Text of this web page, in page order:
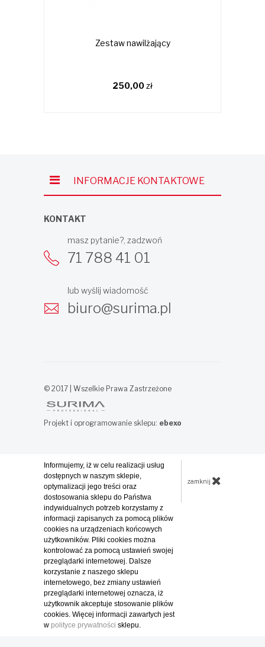
Zestaw nawilżający
250,00zł
INFORMACJE KONTAKTOWE
KONTAKT
masz pytanie?, zadzwoń
71 788 41 01
lub wyślij wiadomość
biuro@surima.pl
© 2017 | Wszelkie Prawa Zastrzeżone
Projekt i oprogramowanie sklepu: ebexo
Informujemy, iż w celu realizacji usług
dostępnych w naszym sklepie,
optymalizacji jego treści oraz
dostosowania sklepu do Państwa
indywidualnych potrzeb korzystamy z
informacji zapisanych za pomocą plików
cookies na urządzeniach końcowych
użytkowników. Pliki cookies można
kontrolować za pomocą ustawień swojej
przeglądarki internetowej. Dalsze
korzystanie z naszego sklepu
internetowego, bez zmiany ustawień
przeglądarki internetowej oznacza, iż
użytkownik akceptuje stosowanie plików
cookies. Więcej informacji zawartych jest
w polityce prywatności sklepu.
zamknij